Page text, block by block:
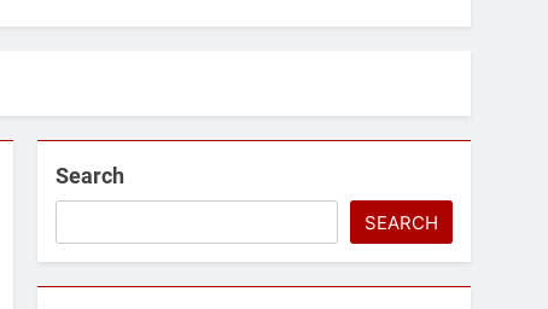
Search
SEARCH